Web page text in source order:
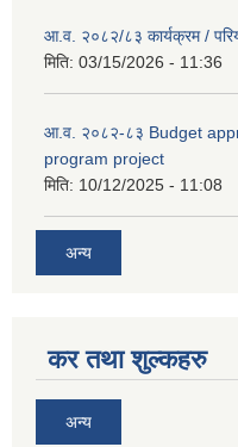
आ.व. २०८२/८३ कार्यक्रम /
मिति: 03/15/2026 - 11:36
आ.व. २०८२-८३ Budget
program project
मिति: 10/12/2025 - 11:08
अन्य
कर तथा शुल्कहरु
अन्य